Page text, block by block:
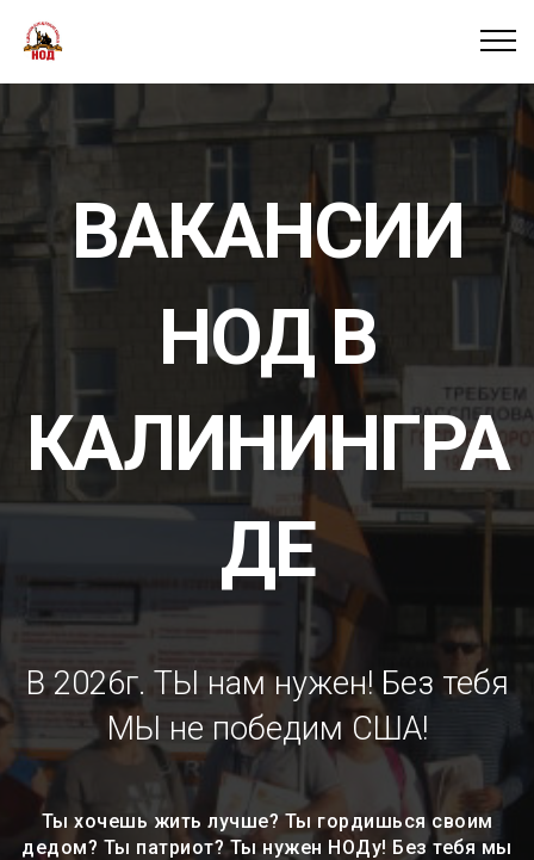
ВАКАНСИИ
НОД В
КАЛИНИНГРА
ДЕ
В 2026г. ТЫ нам нужен! Без тебя
МЫ не победим США!
Ты хочешь жить лучше? Ты гордишься своим
дедом? Ты патриот? Ты нужен НОДу! Без тебя мы